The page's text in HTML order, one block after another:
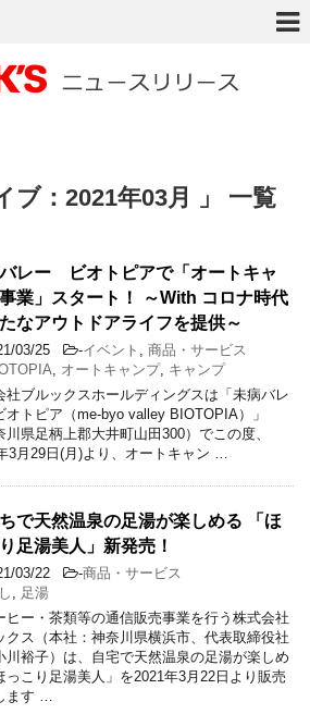
ブ：2021年03月 」 一覧
レー ビオトピアで「オートキャ
業」スタート！ ～With コロナ時代
なアウトドアライフを提供～
03/25 -イベント
商品・サービス
オートキャンプ, キャンプ
社ブルックスホールディングスは「未病バレ
トピア（me-byo valley BIOTOPIA）」
川県足柄上郡大井町山田300）でこの度、
3月29日(月)より、オートキャン …
で天然温泉の足湯が楽しめる 「ほ
足湯美人」新発売！
03/22 -商品・サービス
足湯
ー・茶類等の通信販売事業を行う株式会社
クス（本社：神奈川県横浜市、代表取締役社
川裕子）は、自宅で天然温泉の足湯が楽しめ
っこり足湯美人」を2021年3月22日より販売
ます …